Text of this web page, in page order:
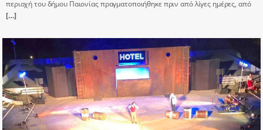
περιοχή του δήμου Παιονίας πραγματοποιήθηκε πριν από λίγες ημέρες, από
[…]